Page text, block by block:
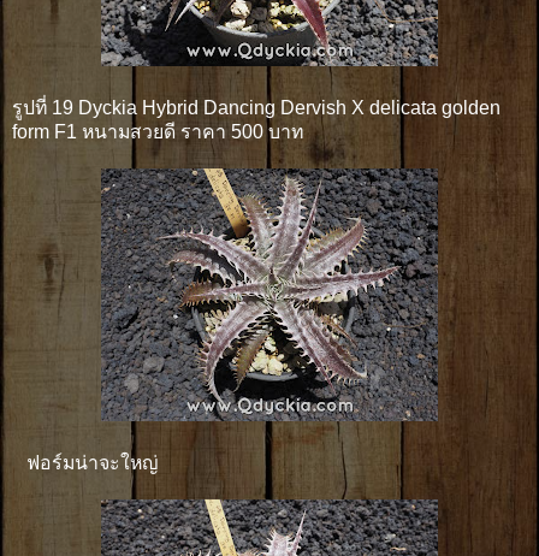
รูปที่ 19 Dyckia Hybrid Dancing Dervish X delicata golden
form F1 หนามสวยดี ราคา 500 บาท
ฟอร์มน่าจะใหญ่